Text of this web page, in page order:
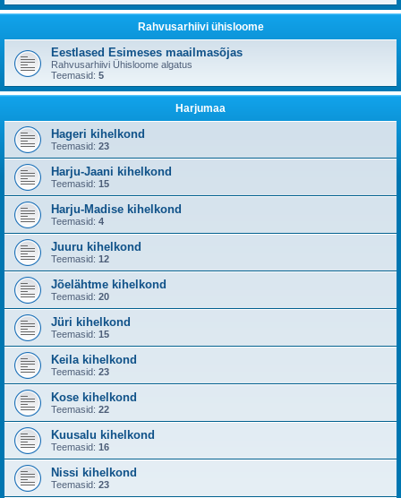
Rahvusarhiivi ühisloome
Eestlased Esimeses maailmasõjas
Rahvusarhiivi Ühisloome algatus
Teemasid: 5
Harjumaa
Hageri kihelkond
Teemasid: 23
Harju-Jaani kihelkond
Teemasid: 15
Harju-Madise kihelkond
Teemasid: 4
Juuru kihelkond
Teemasid: 12
Jõelähtme kihelkond
Teemasid: 20
Jüri kihelkond
Teemasid: 15
Keila kihelkond
Teemasid: 23
Kose kihelkond
Teemasid: 22
Kuusalu kihelkond
Teemasid: 16
Nissi kihelkond
Teemasid: 23